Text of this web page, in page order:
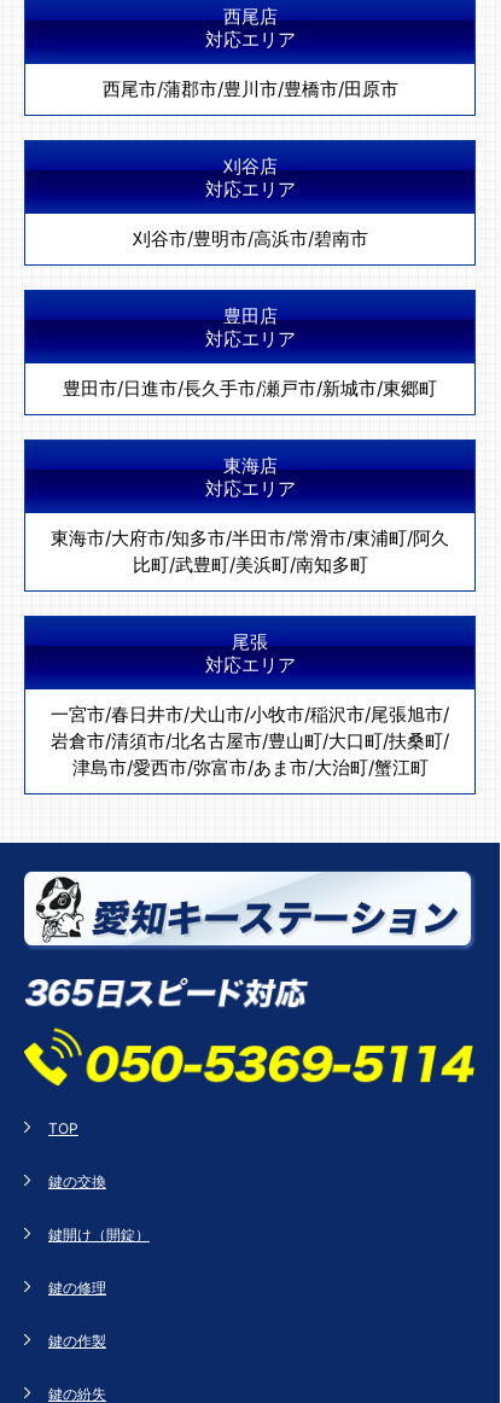
西尾店
対応エリア
西尾市/蒲郡市/豊川市/豊橋市/田原市
刈谷店
対応エリア
刈谷市/豊明市/高浜市/碧南市
豊田店
対応エリア
豊田市/日進市/長久手市/瀬戸市/新城市/東郷町
東海店
対応エリア
東海市/大府市/知多市/半田市/常滑市/東浦町/阿久
比町/武豊町/美浜町/南知多町
尾張
対応エリア
一宮市/春日井市/犬山市/小牧市/稲沢市/尾張旭市/
岩倉市/清須市/北名古屋市/豊山町/大口町/扶桑町/
津島市/愛西市/弥富市/あま市/大治町/蟹江町
TOP
鍵の交換
鍵開け（開錠）
鍵の修理
鍵の作製
鍵の紛失